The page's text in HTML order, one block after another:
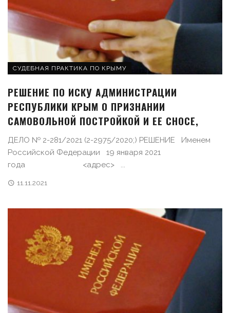
СУДЕБНАЯ ПРАКТИКА ПО КРЫМУ
РЕШЕНИЕ ПО ИСКУ АДМИНИСТРАЦИИ
РЕСПУБЛИКИ КРЫМ О ПРИЗНАНИИ
САМОВОЛЬНОЙ ПОСТРОЙКОЙ И ЕЕ СНОСЕ,
ДЕЛО № 2-281/2021 (2-2975/2020;) РЕШЕНИЕ Именем
Российской Федерации 19 января 2021
года <адрес> ...
11.11.2021